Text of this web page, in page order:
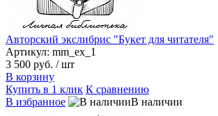
Авторский экслибрис "Букет для читателя"
Артикул: mm_ex_1
3 500 руб. / шт
В корзину
Купить в 1 клик К сравнению
В избранное
В наличии